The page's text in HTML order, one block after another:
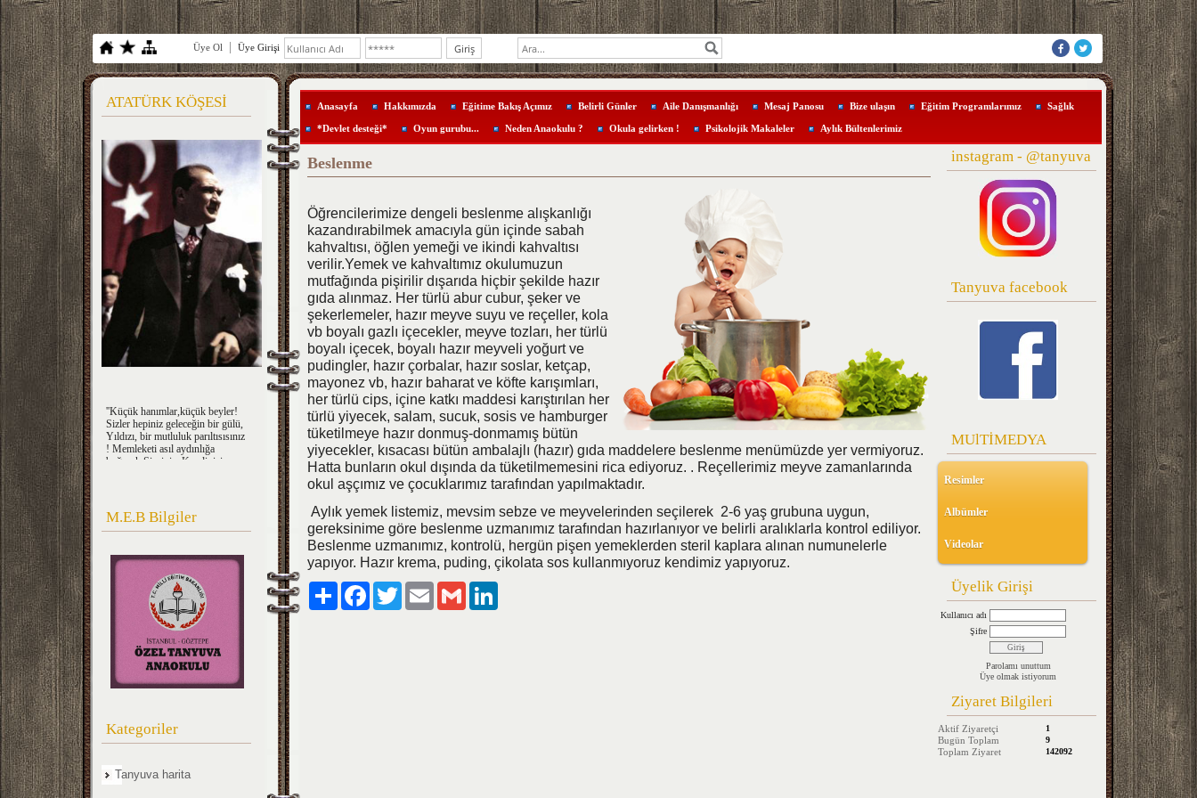
Üye Ol Üye Girişi
ATATÜRK KÖŞESİ
''Küçük hanımlar,küçük beyler!
Sizler hepiniz geleceğin bir gülü,
Yıldızı, bir mutluluk parıltısısınız
! Memleketi asıl aydınlığa
boğacak Sizsiniz. Kendinizin ne
M.Kemal ATATÜRK
M.E.B Bilgiler
Kategoriler
Tanyuva harita
Anasayfa Hakkımızda Eğitime Bakış Açımız Belirli Günler Aile Danışmanlığı Mesaj Panosu Bize ulaşın Eğitim Programlarımız Sağlık
*Devlet desteği* Oyun gurubu... Neden Anaokulu ? Okula gelirken ! Psikolojik Makaleler Aylık Bültenlerimiz
Beslenme
Öğrencilerimize dengeli beslenme alışkanlığı
kazandırabilmek amacıyla gün içinde sabah
kahvaltısı, öğlen yemeği ve ikindi kahvaltısı
verilir.Yemek ve kahvaltımız okulumuzun
mutfağında pişirilir dışarıda hiçbir şekilde hazır
gıda alınmaz. Her türlü abur cubur, şeker ve
şekerlemeler, hazır meyve suyu ve reçeller, kola
vb boyalı gazlı içecekler, meyve tozları, her türlü
boyalı içecek, boyalı hazır meyveli yoğurt ve
pudingler, hazır çorbalar, hazır soslar, ketçap,
mayonez vb, hazır baharat ve köfte karışımları,
her türlü cips, içine katkı maddesi karıştırılan her
türlü yiyecek, salam, sucuk, sosis ve hamburger
tüketilmeye hazır donmuş-donmamış bütün
yiyecekler, kısacası bütün ambalajlı (hazır) gıda maddelere beslenme menümüzde yer vermiyoruz.
Hatta bunların okul dışında da tüketilmemesini rica ediyoruz. . Reçellerimiz meyve zamanlarında
okul aşçımız ve çocuklarımız tarafından yapılmaktadır.
Aylık yemek listemiz, mevsim sebze ve meyvelerinden seçilerek 2-6 yaş grubuna uygun,
gereksinime göre beslenme uzmanımız tarafından hazırlanıyor ve belirli aralıklarla kontrol ediliyor.
Beslenme uzmanımız, kontrolü, hergün pişen yemeklerden steril kaplara alınan numunelerle
yapıyor. Hazır krema, puding, çikolata sos kullanmıyoruz kendimiz yapıyoruz.
Paylaş FacebookTwitter Email Gmail
instagram - @tanyuva
Tanyuva facebook
MUlTİMEDYA
Resimler
Albümler
Videolar
Üyelik Girişi
Kullanıcı adı
Şifre
Parolamı unuttum
Üye olmak istiyorum
Ziyaret Bilgileri
Aktif Ziyaretçi 1
Bugün Toplam 9
Toplam Ziyaret 142092